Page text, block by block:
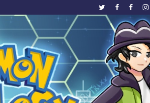
Mythology